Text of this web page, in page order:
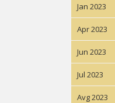
Jan 2023
Apr 2023
Jun 2023
Jul 2023
Avg 2023